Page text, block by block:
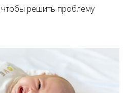
чтобы решить проблему